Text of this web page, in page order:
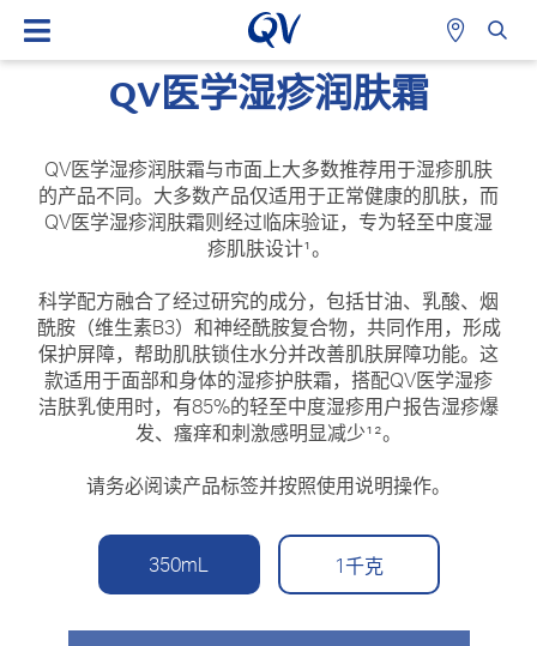
QV医学湿疹润肤霜
QV医学湿疹润肤霜与市面上大多数推荐用于湿疹肌肤
的产品不同。大多数产品仅适用于正常健康的肌肤，而
QV医学湿疹润肤霜则经过临床验证，专为轻至中度湿
疹肌肤设计¹。
科学配方融合了经过研究的成分，包括甘油、乳酸、烟
酰胺（维生素B3）和神经酰胺复合物，共同作用，形成
保护屏障，帮助肌肤锁住水分并改善肌肤屏障功能。这
款适用于面部和身体的湿疹护肤霜，搭配QV医学湿疹
洁肤乳使用时，有85%的轻至中度湿疹用户报告湿疹爆
发、瘙痒和刺激感明显减少¹²。
请务必阅读产品标签并按照使用说明操作。
350mL 1千克